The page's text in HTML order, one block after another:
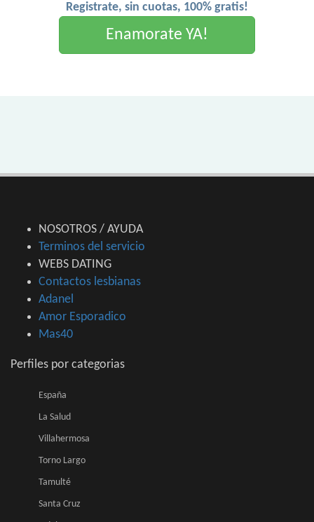
Registrate, sin cuotas, 100% gratis!
Enamorate YA!
NOSOTROS / AYUDA
Terminos del servicio
WEBS DATING
Contactos lesbianas
Adanel
Amor Esporadico
Mas40
Perfiles por categorias
España
La Salud
Villahermosa
Torno Largo
Tamulté
Santa Cruz